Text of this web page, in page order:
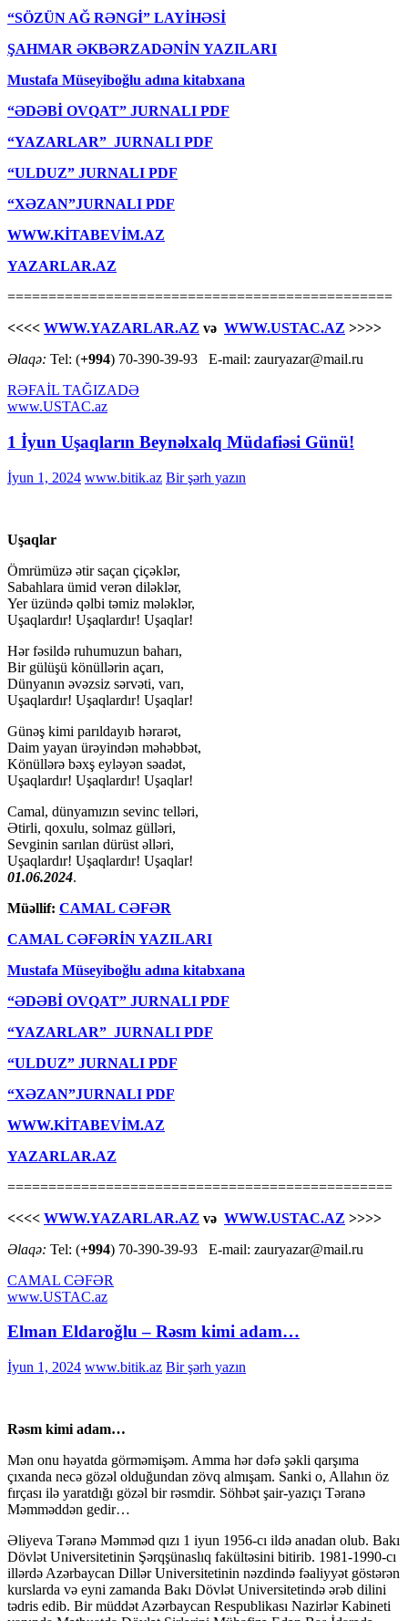
“SÖZÜN AĞ RƏNGİ” LAYİHƏSİ
ŞAHMAR ƏKBƏRZADƏNİN YAZILARI
Mustafa Müseyiboğlu adına kitabxana
“ƏDƏBİ OVQAT” JURNALI PDF
“YAZARLAR” JURNALI PDF
“ULDUZ” JURNALI PDF
“XƏZAN”JURNALI PDF
WWW.KİTABEVİM.AZ
YAZARLAR.AZ
===============================================
<<<< WWW.YAZARLAR.AZ və WWW.USTAC.AZ >>>>
Əlaqə: Tel: (+994) 70-390-39-93 E-mail: zauryazar@mail.ru
RƏFAİL TAĞIZADƏ
www.USTAC.az
1 İyun Uşaqların Beynəlxalq Müdafiəsi Günü!
İyun 1, 2024 www.bitik.az Bir şərh yazın
Uşaqlar
Ömrümüzə ətir saçan çiçəklər,
Sabahlara ümid verən diləklər,
Yer üzündə qəlbi təmiz mələklər,
Uşaqlardır! Uşaqlardır! Uşaqlar!
Hər fəsildə ruhumuzun baharı,
Bir gülüşü könüllərin açarı,
Dünyanın əvəzsiz sərvəti, varı,
Uşaqlardır! Uşaqlardır! Uşaqlar!
Günəş kimi parıldayıb hərarət,
Daim yayan ürəyindən məhəbbət,
Könüllərə bəxş eyləyən səadət,
Uşaqlardır! Uşaqlardır! Uşaqlar!
Camal, dünyamızın sevinc telləri,
Ətirli, qoxulu, solmaz gülləri,
Sevginin sarılan dürüst əlləri,
Uşaqlardır! Uşaqlardır! Uşaqlar!
01.06.2024.
Müəllif: CAMAL CƏFƏR
CAMAL CƏFƏRİN YAZILARI
Mustafa Müseyiboğlu adına kitabxana
“ƏDƏBİ OVQAT” JURNALI PDF
“YAZARLAR” JURNALI PDF
“ULDUZ” JURNALI PDF
“XƏZAN”JURNALI PDF
WWW.KİTABEVİM.AZ
YAZARLAR.AZ
===============================================
<<<< WWW.YAZARLAR.AZ və WWW.USTAC.AZ >>>>
Əlaqə: Tel: (+994) 70-390-39-93 E-mail: zauryazar@mail.ru
CAMAL CƏFƏR
www.USTAC.az
Elman Eldaroğlu – Rəsm kimi adam…
İyun 1, 2024 www.bitik.az Bir şərh yazın
Rəsm kimi adam…
Mən onu həyatda görməmişəm. Amma hər dəfə şəkli qarşıma
çıxanda necə gözəl olduğundan zövq almışam. Sanki o, Allahın öz
fırçası ilə yaratdığı gözəl bir rəsmdir. Söhbət şair-yazıçı Təranə
Məmməddən gedir…
Əliyeva Təranə Məmməd qızı 1 iyun 1956-cı ildə anadan olub. Bakı
Dövlət Universitetinin Şərqşünaslıq fakültəsini bitirib. 1981-1990-cı
illərdə Azərbaycan Dillər Universitetinin nəzdində fəaliyyət göstərən
kurslarda və eyni zamanda Bakı Dövlət Universitetində ərəb dilini
tədris edib. Bir müddət Azərbaycan Respublikası Nazirlər Kabineti